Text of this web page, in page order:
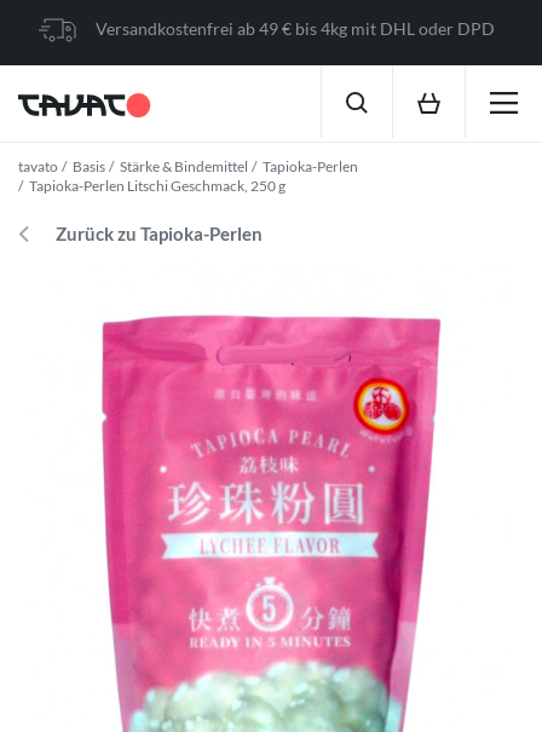
Versandkostenfrei ab 49 € bis 4kg mit DHL oder DPD
tavato Basis Stärke & Bindemittel
Tapioka-Perlen
Tapioka-Perlen Litschi Geschmack, 250 g
Zurück zu Tapioka-Perlen